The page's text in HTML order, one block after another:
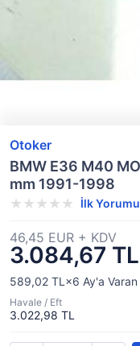
Otoker
BMW E36 M40
mm 1991-1998
İlk Yorumu
3.084,67 TL
46,45 EUR + KDV
589,02 TL×6 Ay'a Varan
Havale / Eft
3.022,98 TL